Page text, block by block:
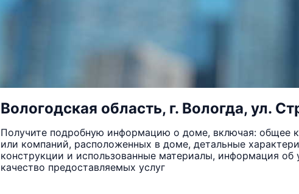
Вологодская область, г. Вологда, ул.
Получите подробную информацию о доме, включая: общее
или компаний, расположенных в доме, детальные
конструкции и использованные материалы, информация
качество предоставляемых услуг